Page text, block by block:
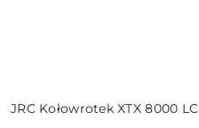
JRC Kołowrotek XTX 8000 LC